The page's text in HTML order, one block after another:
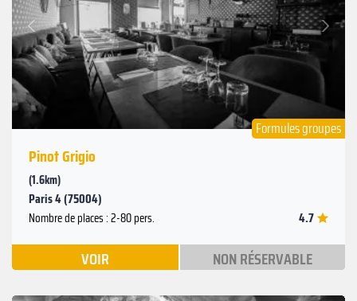
Précédent
Suivant
Formules groupes
Pinot Grigio
(1.6km)
Paris 4 (75004)
Nombre de places : 2-80 pers. 4.7
VOIR NON RÉSERVABLE